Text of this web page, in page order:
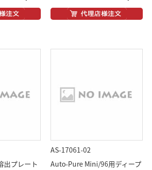
出プレート
AS-17061-02
Auto-Pure Mini/96用ディープ